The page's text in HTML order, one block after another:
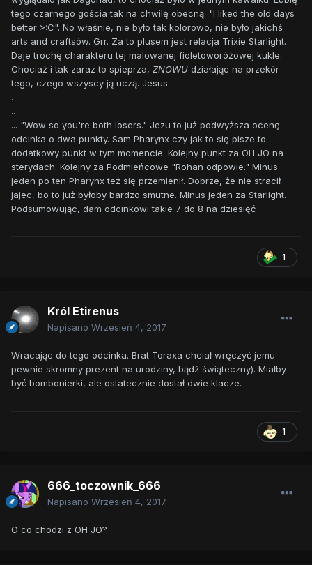
tego czarnego gościa tak na chwilę obecną. "I liked the old days
better >:C". No właśnie, nie było tak kolorowo, nie było jakichś
arts and craftsów. Grr. Za to plusem jest relacja Trixie Starlight.
Daje trochę charakteru tej malowanej fioletoworóżowej kukle.
Chociaż i tak zaraz to spieprza, ZNOWU działając na przekór
tego, czego wszyscy ją uczą. Jesus.
.
..
... "Wow so you're both losers." Jezu to już podwyższa ocenę
odcinka o dwa punkty. Sam Pharynx czy jak to się pisze to
dodatkowy punkt w tym momencie. Kolejny punkt za OH JO na
sterydach. Kolejny za Podmieńcowe "Rohan odpowie." Minus
jeden po ten Pharynx też się przemienił. Dobrze, że nie stracił
jajec, bo to już byłoby bardzo smutne. Minus jeden za Starlight.
Podsumowując, dam odcinkowi takie 7 do 8 na dziesięć
1
Król Etirenus
Napisano Wrzesień 4, 2017
Wracając do tego odcinka. Brat Toraxa chciał wręczyć jemu
pewnie skromny prezent na urodziny, bądź świąteczny). Miałby
być bombonierki, ale ostatecznie dostał dwie klacze.
1
666_toczownik_666
Napisano Wrzesień 4, 2017
O co chodzi z OH JO?